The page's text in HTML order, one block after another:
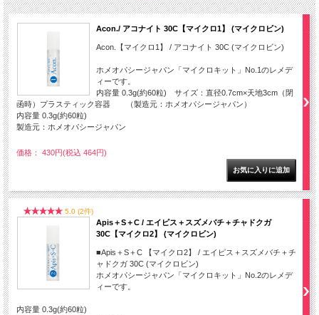
Acon./ アコナイト 30C【マイクロ1】 (マイクロビン)
Acon.【マイクロ1】 / アコナイト 30C (マイクロビン)
ホメオパシージャパン「マイクロキット」No.1のレメデ
ィーです。
内容量 0.3g(約60粒) サイズ：直径0.7cm×天地3cm（閉
函時）プラスティック容器 （製造元：ホメオパシージャパン）
内容量 0.3g(約60粒)
製造元：ホメオパシージャパン
価格： 430円(税込 464円)
5.0 (2件)
Apis＋S＋C / エイピス＋スズメバチ＋チャドクガ
30C【マイクロ2】 (マイクロビン)
■Apis＋S＋C 【マイクロ2】 / エイピス＋スズメバチ＋チ
ャドクガ 30C (マイクロビン)
ホメオパシージャパン「マイクロキット」No.2のレメデ
ィーです。
内容量 0.3g(約60粒)